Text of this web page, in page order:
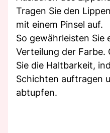
Tragen Sie den
mit einem Pinsel auf.
So gewährleisten Sie
Verteilung der Farbe.
Sie die Haltbarkeit,
Schichten auftragen
abtupfen.